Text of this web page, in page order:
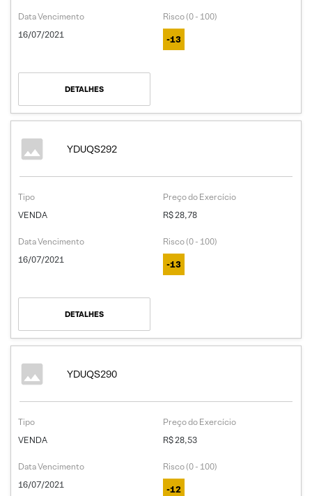
Data Vencimento
16/07/2021
Risco (0 - 100)
-13
DETALHES
YDUQS292
Tipo
VENDA
Preço do Exercício
R$ 28,78
Data Vencimento
16/07/2021
Risco (0 - 100)
-13
DETALHES
YDUQS290
Tipo
VENDA
Preço do Exercício
R$ 28,53
Data Vencimento
16/07/2021
Risco (0 - 100)
-12